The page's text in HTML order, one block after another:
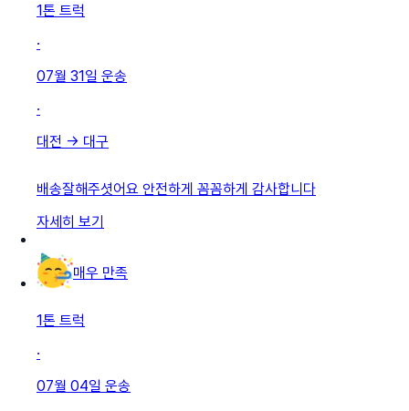
1톤 트럭
·
07월 31일 운송
·
대전 → 대구
배송잘해주셧어요 안전하게 꼼꼼하게 감사합니다
자세히 보기
매우 만족
1톤 트럭
·
07월 04일 운송